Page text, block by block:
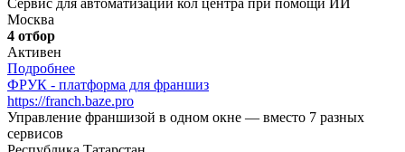
Сервис для автоматизации кол центра при помощи ИИ
Москва
4 отбор
Активен
Подробнее
ФРУК - платформа для франшиз
https://franch.baze.pro
Управление франшизой в одном окне — вместо 7 разных
сервисов